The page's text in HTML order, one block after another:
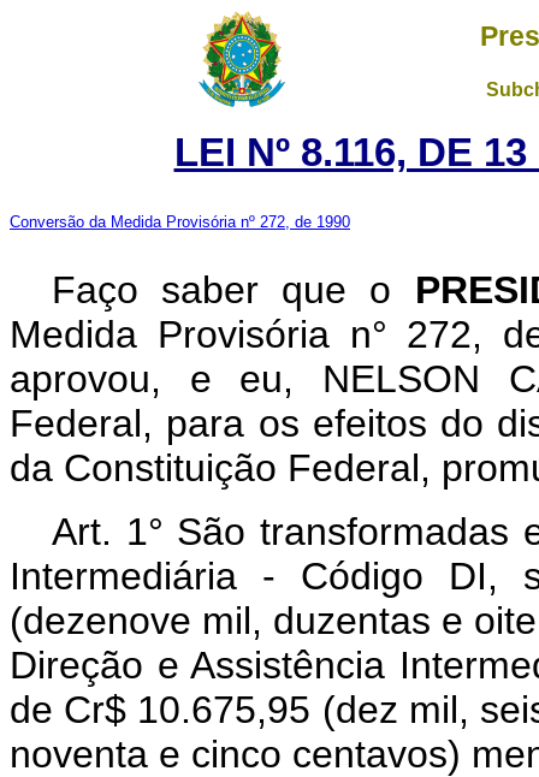
LEI Nº 8.116, DE
Conversão da Medida Provisória nº 272, de 1990
Faço saber que o
Medida Provisória n° 272,
aprovou, e eu, NELSON
Federal, para os efeitos do
da Constituição Federal,
Art. 1° São transformadas
Intermediária - Código DI,
(dezenove mil, duzentas e
Direção e Assistência
de Cr$ 10.675,95 (dez mil,
noventa e cinco centavos)